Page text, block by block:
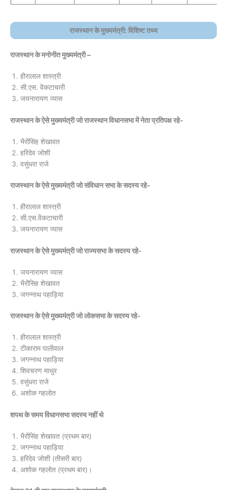
राजस्थान के मुख्यमंत्री: विशिष्ट तथ्य
राजस्थान के मनोनीत मुख्यमंत्री –
हीरालाल शास्त्री
सी.एस. वेंकटाचारी
जयनारायण व्यास
राजस्थान के ऐसे मुख्यमंत्री जो राजस्थान विधानसभा में नेता प्रतिपक्ष रहे-
भैरोंसिंह शेखावत
हरिदेव जोशी
वसुंधरा राजे
राजस्थान के ऐसे मुख्यमंत्री जो संविधान सभा के सदस्य रहे-
हीरालाल शास्त्री
सी.एस.वेंकटाचारी
जयनारायण व्यास
राजस्थान के ऐसे मुख्यमंत्री जो राज्यसभा के सदस्य रहे-
जयनारायण व्यास
भैरोंसिह शेखावत
जगन्नाथ पहाड़िया
राजस्थान के ऐसे मुख्यमंत्री जो लोकसभा के सदस्य रहे-
हीरालाल शास्त्री
टीकाराम पालीवाल
जगन्नाथ पहाड़िया
शिवचरण माथुर
वसुंधरा राजे
अशोक गहलोत
शपथ के समय विधानसभा सदस्य नहीं थे
भैरोंसिंह शेखावत (प्रथम बार)
जगन्नाथ पहाड़िया
हरिदेव जोशी (तीसरी बार)
अशोक गहलोत (प्रथम बार)।